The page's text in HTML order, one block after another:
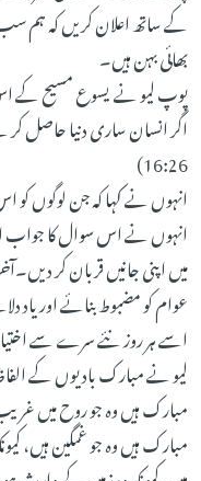
کے ساتھ اعلان کریں کہ ہم
بھائی بہن ہیں۔
پوپ لیو نے یسوع مسیح کے اس
اگر انسان ساری دنیا حاصل کر
16:26)
انہوں نے کہا کہ جن لوگوں کو
انہوں نے اس سوال کا جواب
میں اپنی جانیں قربان کر
عوام کو مضبوط بنائے اور یاد
اسے ہر روز نئے سرے سے
لیو نے مبارک بادیوں کے
مبارک ہیں وہ جو روح میں
مبارک ہیں وہ جو غمگین ہیں،